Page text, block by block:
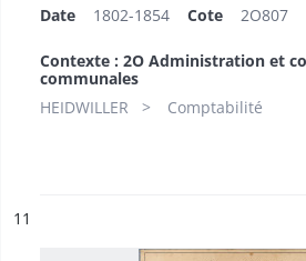
Date 1802-1854 Cote 2O807
Contexte : 2O Administration et
communales
HEIDWILLER
Comptabilité
n°
11